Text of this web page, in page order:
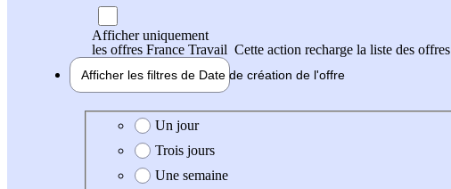
Afficher uniquement
les offres France Travail Cette action recharge la liste des offres
Afficher les filtres de Date de création de l'offre
Date de création de l'offre
Un jour
Trois jours
Une semaine